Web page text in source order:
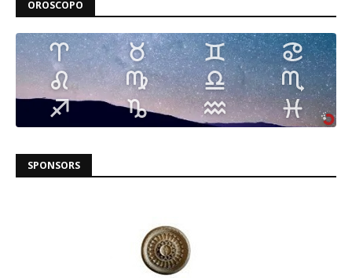
OROSCOPO
SPONSORS